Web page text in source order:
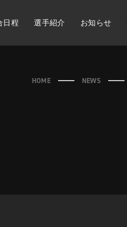
日程 選手紹介 お知らせ
HOME NEWS